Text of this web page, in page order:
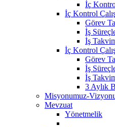
İç
İç Kontrol
Görev
İş
İş
İç Kontrol
Görev
İş
İş
3 Aylık
Misyonumuz-
Mevzuat
Yönetmelik